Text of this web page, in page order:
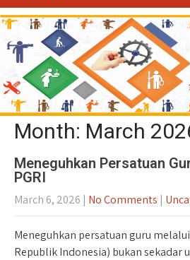
Month: March
Meneguhkan Persatuan
PGRI
March 6, 2026 | No Comments |
Meneguhkan persatuan guru
Republik Indonesia) bukan sekadar